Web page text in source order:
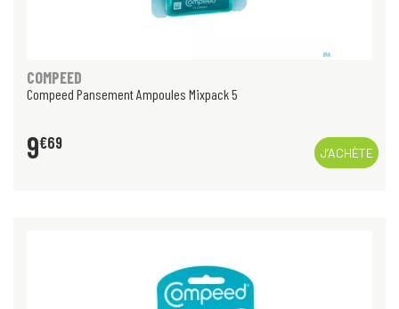
COMPEED
Compeed Pansement Ampoules Mixpack 5
9€69
J’ACHÈTE